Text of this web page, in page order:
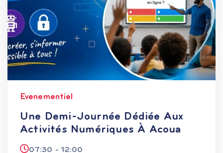
Evenementiel
Une Demi-Journée Dédiée Aux
Activités Numériques À Acoua
07:30 - 12:00